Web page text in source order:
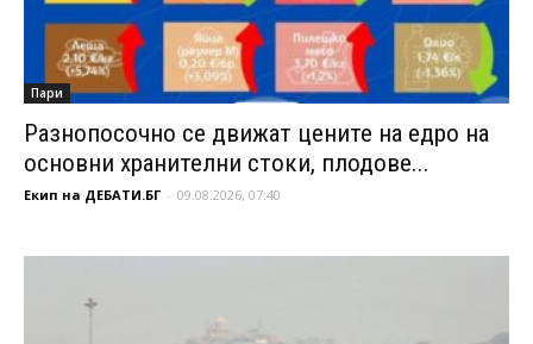
Пари
Разнопосочно се движат цените на едро на
основни хранителни стоки, плодове...
Екип на ДЕБАТИ.БГ - 09.08.2026, 07:40